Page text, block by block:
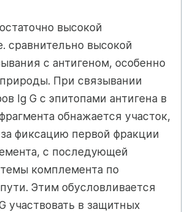
высокой
сравнительно высокой
с антигеном, особенно
При связывании
Ig G с эпитопами антигена в
обнажается участок,
фиксацию первой фракции
с последующей
комплемента по
Этим обусловливается
участвовать в защитных